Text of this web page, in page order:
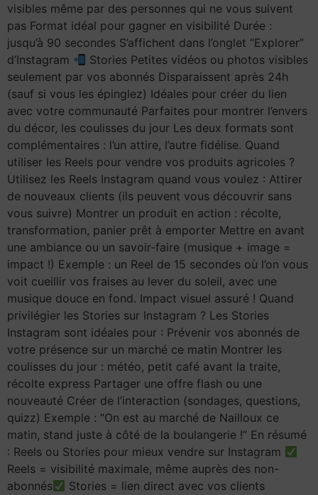
visibles même par des personnes qui ne vous suivent
pas Format idéal pour gagner en visibilité Durée :
jusqu’à 90 secondes S’affichent dans l’onglet “Explorer”
d’Instagram
Stories Petites vidéos ou photos visibles
seulement par vos abonnés Disparaissent après 24h
(sauf si vous les épinglez) Idéales pour créer du lien
avec votre communauté Parfaites pour montrer l’envers
du décor, les coulisses du jour Les deux formats sont
complémentaires : l’un attire, l’autre fidélise. Quand
utiliser les Reels pour vendre vos produits agricoles ?
Utilisez les Reels Instagram quand vous voulez : Attirer
de nouveaux clients (ils peuvent vous découvrir sans
vous suivre) Montrer un produit en action : récolte,
transformation, panier prêt à emporter Mettre en avant
une ambiance ou un savoir-faire (musique + image =
impact !) Exemple : un Reel de 15 secondes où l’on vous
voit cueillir vos fraises au lever du soleil, avec une
musique douce en fond. Impact visuel assuré ! Quand
privilégier les Stories sur Instagram ? Les Stories
Instagram sont idéales pour : Prévenir vos abonnés de
votre présence sur un marché ce matin Montrer les
coulisses du jour : météo, petit café avant la traite,
récolte express Partager une offre flash ou une
nouveauté Créer de l’interaction (sondages, questions,
quizz) Exemple : “On est au marché de Nailloux ce
matin, stand juste à côté de la boulangerie !” En résumé
: Reels ou Stories pour mieux vendre sur Instagram
Reels = visibilité maximale, même auprès des non-
abonnés
Stories = lien direct avec vos clients